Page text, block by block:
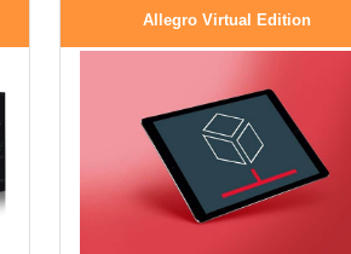
Allegro Virtual Edition